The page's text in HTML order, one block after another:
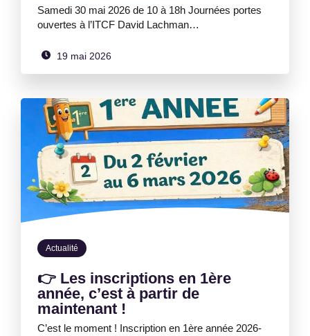
Samedi 30 mai 2026 de 10 à 18h Journées portes
ouvertes à l’ITCF David Lachman…
19 mai 2026
Actualité
👉 Les inscriptions en 1ère
année, c’est à partir de
maintenant !
C’est le moment ! Inscription en 1ère année 2026-